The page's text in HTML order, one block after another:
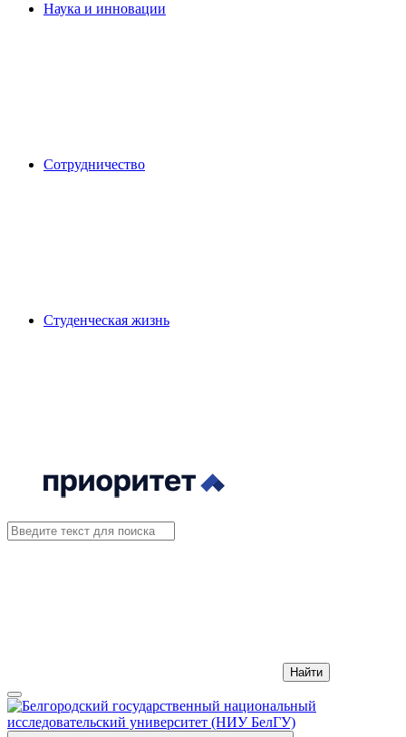
Наука и инновации
Сотрудничество
Студенческая жизнь
Найти